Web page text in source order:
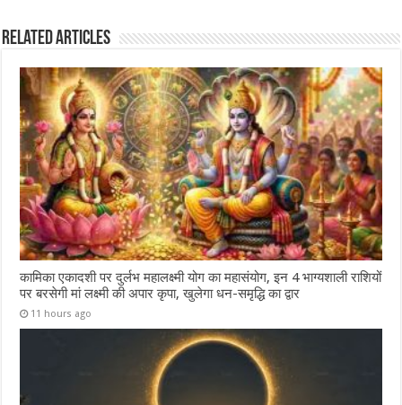
Related Articles
कामिका एकादशी पर दुर्लभ महालक्ष्मी योग का महासंयोग, इन 4 भाग्यशाली राशियों
पर बरसेगी मां लक्ष्मी की अपार कृपा, खुलेगा धन-समृद्धि का द्वार
11 hours ago